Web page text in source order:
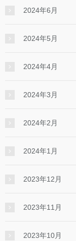
2024年6月
2024年5月
2024年4月
2024年3月
2024年2月
2024年1月
2023年12月
2023年11月
2023年10月